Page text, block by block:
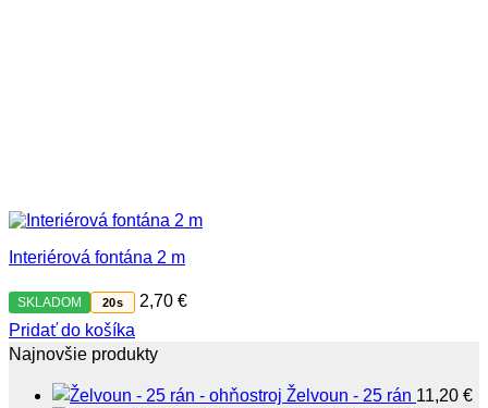
Interiérová fontána 2 m
SKLADOM 20s 2,70 €
Pridať do košíka
Najnovšie produkty
Želvoun - 25 rán 11,20 €